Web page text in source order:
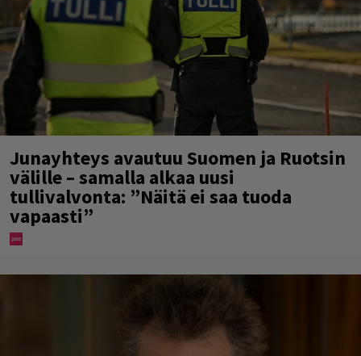
Junayhteys avautuu Suomen ja Ruotsin
välille – samalla alkaa uusi
tullivalvonta: ”Näitä ei saa tuoda
vapaasti”